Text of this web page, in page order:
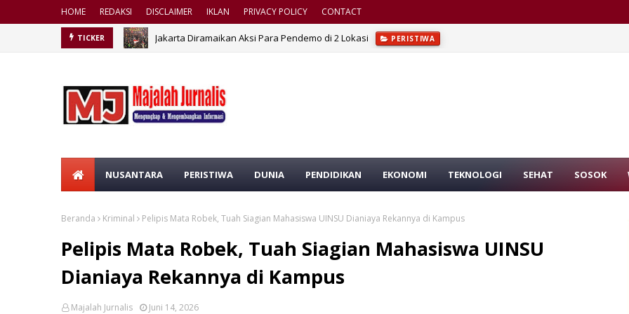
HOME REDAKSI DISCLAIMER IKLAN PRIVACY POLICY CONTACT
TICKER Jakarta Diramaikan Aksi Para Pendemo di 2 Lokasi PERISTIWA
NUSANTARA PERISTIWA DUNIA PENDIDIKAN EKONOMI TEKNOLOGI SEHAT SOSOK
Beranda Kriminal Pelipis Mata Robek, Tuah Siagian Mahasiswa UINSU Dianiaya Rekannya di Kampus
Pelipis Mata Robek, Tuah Siagian Mahasiswa UINSU
Dianiaya Rekannya di Kampus
Majalah Jurnalis Juni 14, 2026